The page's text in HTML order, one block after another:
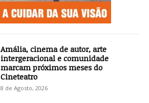
Amália, cinema de autor, arte
intergeracional e comunidade
marcam próximos meses do
Cineteatro
8 de Agosto, 2026